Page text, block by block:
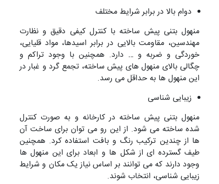
دوام بالا در برابر شرایط مختلف
منهول بتنی پیش ساخته با کنترل کیفی دقیق و نظارت
مهندسین، مقاومت بالایی در برابر اسیدها، مواد قلیایی،
خوردگی و ضربه و … دارد. همچنین با وجود تراکم و
چگالی بالای منهول های پیش ساخته، تجمع گرد و غبار در
این منهول ها به حداقل می رسد.
زیبایی شناسی
منهول بتنی پیش ساخته در کارخانه و به صورت کنترل
شده ساخته می شود. از این رو می توان برای ساخت آن
ها از چندین ترکیب رنگ و بافت استفاده کرد. همچنین
طیف گسترده ای از شکل ها و ابعاد برای این منهول ها
وجود دارند که می توانند بر اساس نیاز یک مکان و شرایط
زیبایی شناسی، انتخاب شوند.